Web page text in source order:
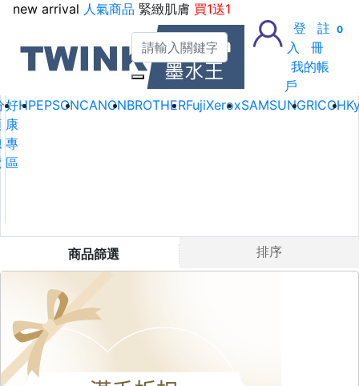
new arrival 人氣商品 緊緻肌膚 買1送1
登
入
註
冊
我的帳
戶
0
好
康
專
區
HPEPSONCANONBROTHERFujiXeroxSAMSUNGRICOH
商品篩選 排序